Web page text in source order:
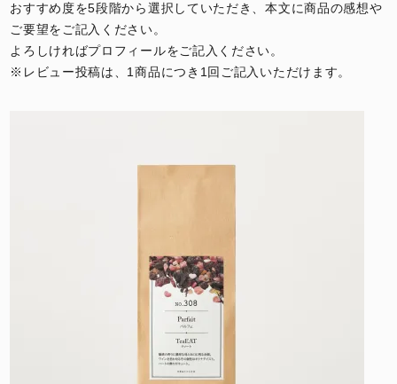
おすすめ度を5段階から選択していただき、本文に商品の感想や
ご要望をご記入ください。
よろしければプロフィールをご記入ください。
※レビュー投稿は、1商品につき1回ご記入いただけます。